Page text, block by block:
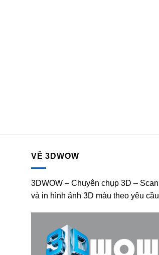
VỀ 3DWOW
3DWOW – Chuyên chụp 3D –
và in hình ảnh 3D màu theo yêu